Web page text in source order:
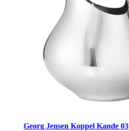
Georg Jensen Koppel Kande 03